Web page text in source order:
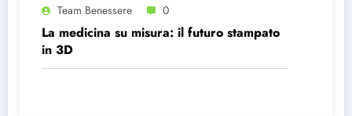
Team Benessere 0
La medicina su misura: il futuro stampato
in 3D